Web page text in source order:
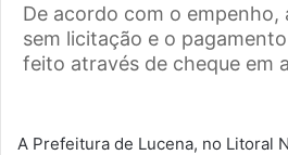
De acordo com o empenho,
sem licitação e o
feito através de cheque em
A Prefeitura de Lucena, no Litoral